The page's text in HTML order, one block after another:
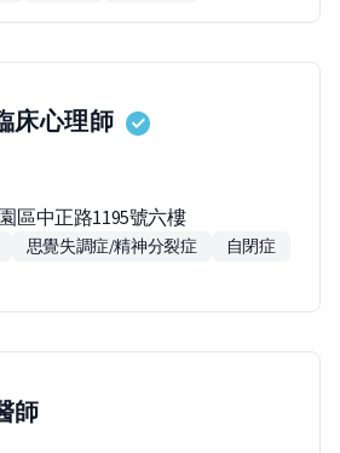
床心理師
區中正路1195號六樓
思覺失調症/精神分裂症
自閉症
師